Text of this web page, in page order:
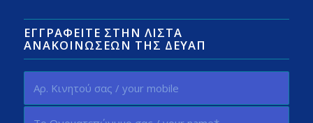
ΕΓΓΡΑΦΕΊΤΕ ΣΤΗΝ ΛΊΣΤΑ
ΑΝΑΚΟΙΝΏΣΕΩΝ ΤΗΣ ΔΕΥΑΠ